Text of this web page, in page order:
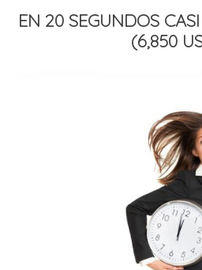
EN 20 SEGUNDOS
(6,850